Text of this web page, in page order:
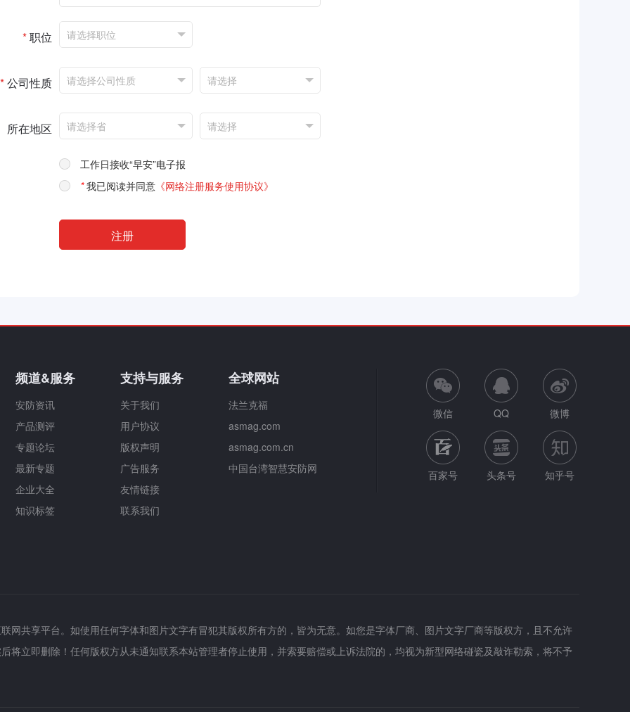
*职位
*公司性质
所在地区
工作日接收“早安”电子报
*我已阅读并同意 《网络注册服务使用协议》
频道&服务
安防资讯
产品测评
专题论坛
最新专题
企业大全
知识标签
支持与服务
关于我们
用户协议
版权声明
广告服务
友情链接
联系我们
全球网站
法兰克福
asmag.com
asmag.com.cn
中国台湾智慧安防网
微信 QQ 微博
百家号 头条号 知乎号
网共享平台。如使用任何字体和图片文字有冒犯其版权所有方的，皆为无意。如您是字体厂商、图片文字厂商等版权方，且不允许
将立即删除！任何版权方从未通知联系本站管理者停止使用，并索要赔偿或上诉法院的，均视为新型网络碰瓷及敲诈勒索，将不予